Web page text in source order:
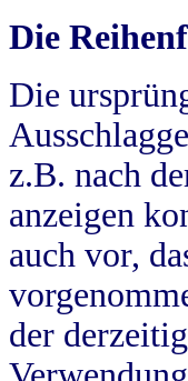
Die
Die
z.B. nach
anzeigen
auch vor,
der